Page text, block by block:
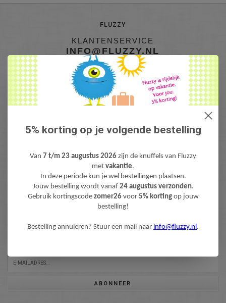
FLUZZY
KLANTENSERVICE
INFO@FLUZZY.NL
Fluzzy is de webshop met bijzondere Knuffels & Pluche! Lieve teddyberen,
mooie knuffeldieren, gekke fantasie & fun knuffels, pluche figuren bekend
van Film & TV en zacht pluche baby speelgoed. Levertijd: 1-3 werdagen.
Gratis verzending (NL) boven €40,-
Wilt u op de hoogte blijven?
ABONNEER
5% korting op je volgende bestelling
Van 7 t/m 23 augustus 2026 zijn de knuffels van Fluzzy
met vakantie.
In deze periode kun je wel bestellingen plaatsen.
Jouw bestelling wordt vanaf 24 augustus verzonden.
Gebruik kortingscode zomer26 voor 5% kortingop jouw
bestelling!
Bestelling annuleren? Stuur een mail naar info@fluzzy.nl.